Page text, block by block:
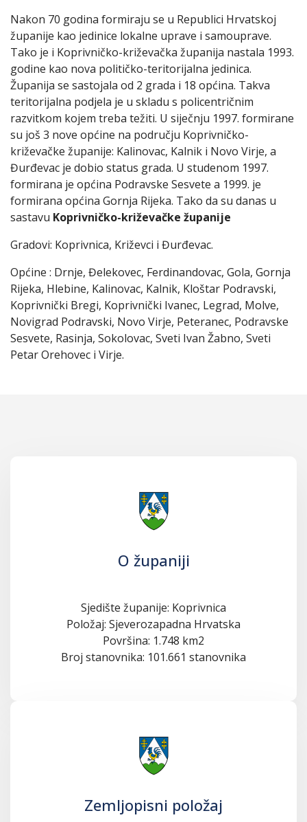
Nakon 70 godina formiraju se u Republici Hrvatskoj
županije kao jedinice lokalne uprave i samouprave.
Tako je i Koprivničko-križevačka županija nastala 1993.
godine kao nova političko-teritorijalna jedinica.
Županija se sastojala od 2 grada i 18 općina. Takva
teritorijalna podjela je u skladu s policentričnim
razvitkom kojem treba težiti. U siječnju 1997. formirane
su još 3 nove općine na području Koprivničko-
križevačke županije: Kalinovac, Kalnik i Novo Virje, a
Đurđevac je dobio status grada. U studenom 1997.
formirana je općina Podravske Sesvete a 1999. je
formirana općina Gornja Rijeka. Tako da su danas u
sastavu Koprivničko-križevačke županije
Gradovi: Koprivnica, Križevci i Đurđevac.
Općine : Drnje, Đelekovec, Ferdinandovac, Gola, Gornja
Rijeka, Hlebine, Kalinovac, Kalnik, Kloštar Podravski,
Koprivnički Bregi, Koprivnički Ivanec, Legrad, Molve,
Novigrad Podravski, Novo Virje, Peteranec, Podravske
Sesvete, Rasinja, Sokolovac, Sveti Ivan Žabno, Sveti
Petar Orehovec i Virje.
O županiji
Sjedište županije: Koprivnica
Položaj: Sjeverozapadna Hrvatska
Površina: 1.748 km2
Broj stanovnika: 101.661 stanovnika
Zemljopisni položaj